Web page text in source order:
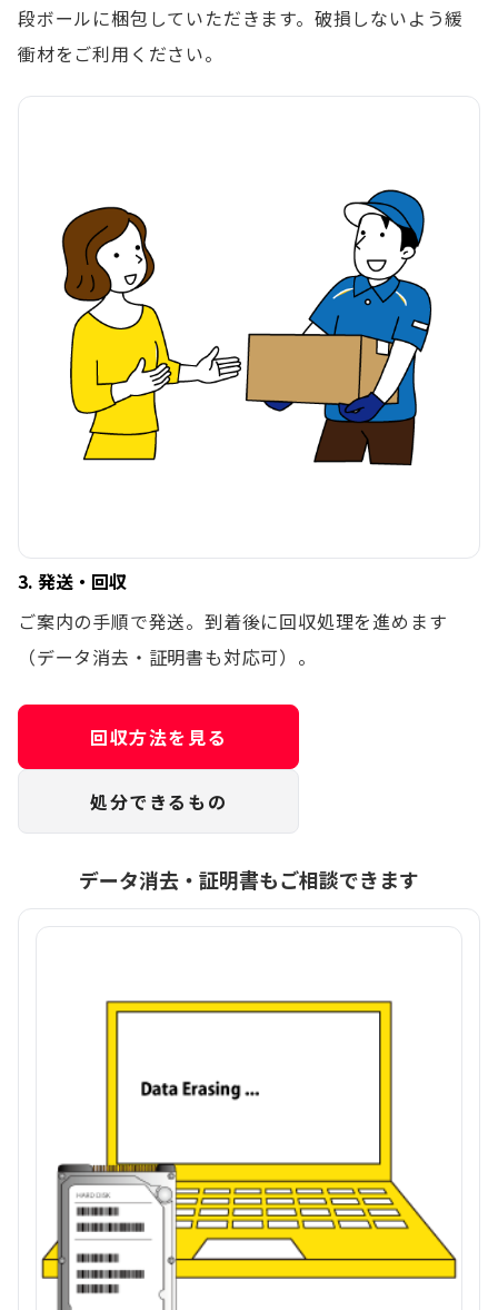
段ボールに梱包していただきます。破損しないよう緩
衝材をご利用ください。
3. 発送・回収
ご案内の手順で発送。到着後に回収処理を進めます
（データ消去・証明書も対応可）。
回収方法を見る
処分できるもの
データ消去・証明書もご相談できます